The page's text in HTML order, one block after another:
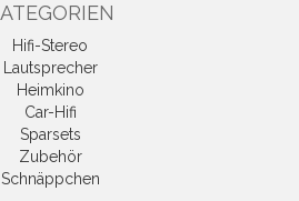
Hifi-Stereo
Lautsprecher
Heimkino
Car-Hifi
Sparsets
Zubehör
Schnäppchen